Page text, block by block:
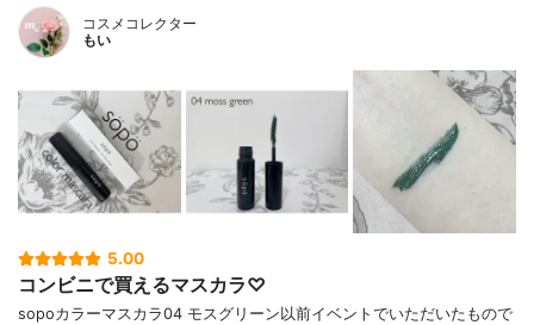
コスメコレクター
もい
5.00
コンビニで買えるマスカラ♡
sopoカラーマスカラ04 モスグリーン以前イベントでいただいたもので